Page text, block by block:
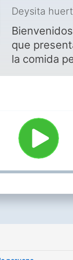
Deysita
que
la comida
breve.